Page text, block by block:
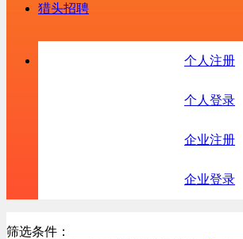
猎头招聘
个人注册
个人登录
企业注册
企业登录
筛选条件：